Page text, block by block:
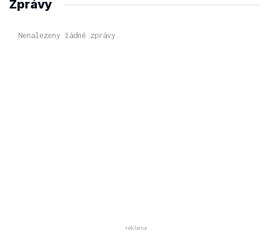
Zprávy
Nenalezeny žádné zprávy.